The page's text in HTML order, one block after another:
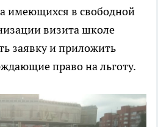
имеющихся в свободной
визита школе
заявку и приложить
право на льготу.